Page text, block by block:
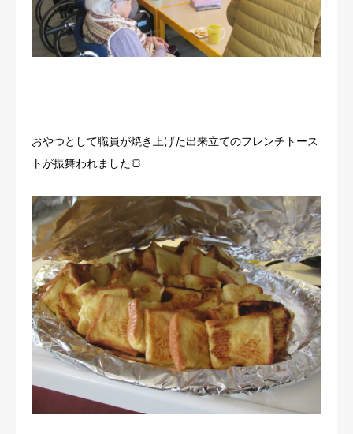
おやつとして職員が焼き上げた出来立てのフレンチトース
トが振舞われました🍞